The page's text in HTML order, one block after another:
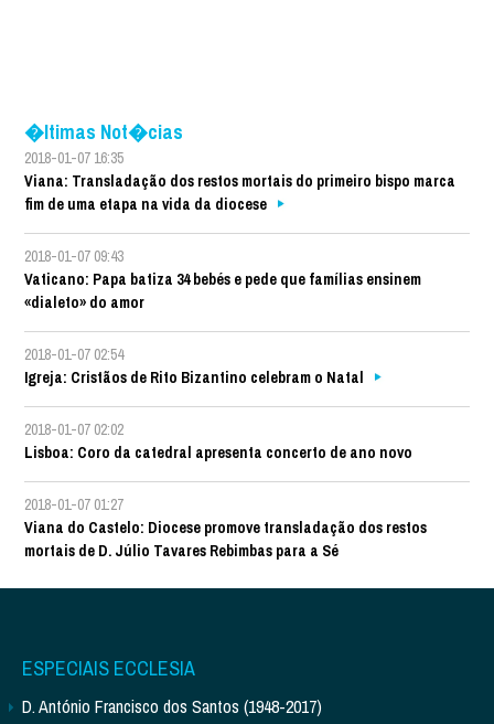
�ltimas Not�cias
2018-01-07 16:35
Viana: Transladação dos restos mortais do primeiro bispo marca
fim de uma etapa na vida da diocese
2018-01-07 09:43
Vaticano: Papa batiza 34 bebés e pede que famílias ensinem
«dialeto» do amor
2018-01-07 02:54
Igreja: Cristãos de Rito Bizantino celebram o Natal
2018-01-07 02:02
Lisboa: Coro da catedral apresenta concerto de ano novo
2018-01-07 01:27
Viana do Castelo: Diocese promove transladação dos restos
mortais de D. Júlio Tavares Rebimbas para a Sé
ESPECIAIS ECCLESIA
D. António Francisco dos Santos (1948-2017)